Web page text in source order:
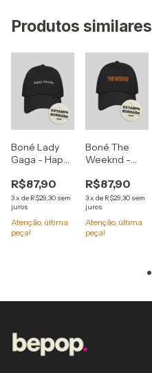
Produtos similares
Boné Lady
Gaga - Happy
R$87,90
3x de R$29,30 sem
juros
Atenção, última
peça!
Boné The
Weeknd -
R$87,90
3x de R$29,30 sem
juros
Atenção, última
peça!